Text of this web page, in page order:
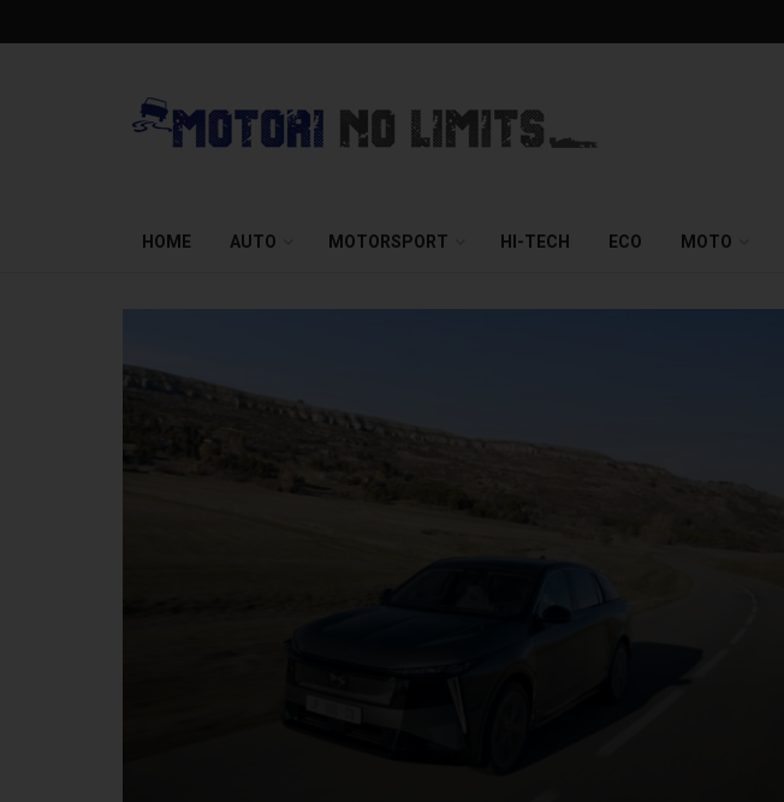
HOME AUTO MOTORSPORT HI-TECH ECO MOTO